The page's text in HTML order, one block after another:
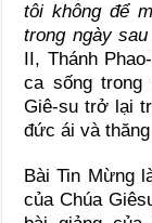
tôi không để
trong ngày sau
II, Thánh
ca sống
Giê-su trở lại
đức ái và
Bài Tin Mừng
của Chúa